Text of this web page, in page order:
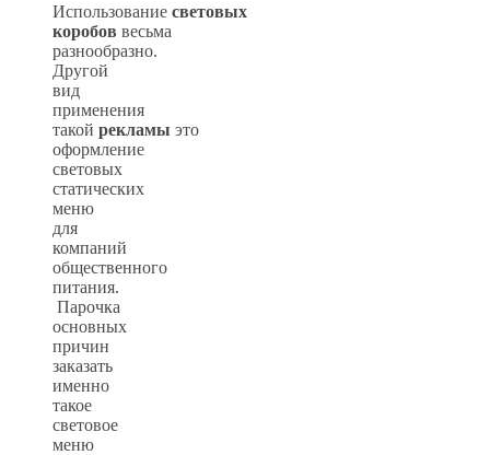
Использование световых
коробов весьма
разнообразно.
Другой
вид
применения
такой рекламы это
оформление
световых
статических
меню
для
компаний
общественного
питания.
Парочка
основных
причин
заказать
именно
такое
световое
меню